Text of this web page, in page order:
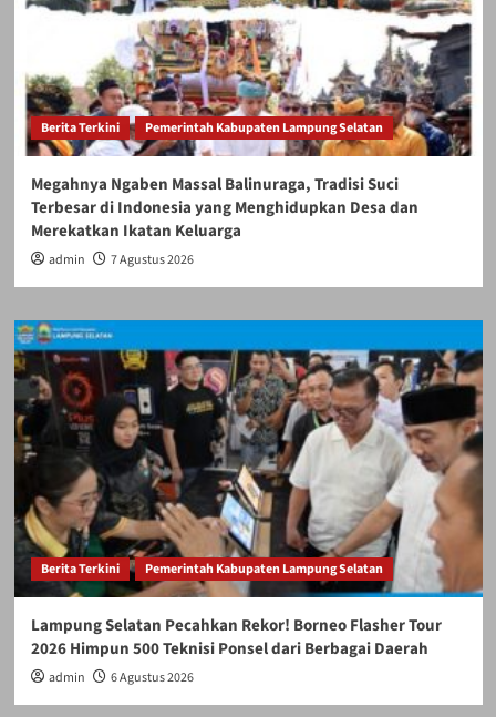
Berita Terkini Pemerintah Kabupaten Lampung Selatan
Megahnya Ngaben Massal Balinuraga, Tradisi Suci
Terbesar di Indonesia yang Menghidupkan Desa dan
Merekatkan Ikatan Keluarga
admin 7 Agustus 2026
Berita Terkini Pemerintah Kabupaten Lampung Selatan
Lampung Selatan Pecahkan Rekor! Borneo Flasher Tour
2026 Himpun 500 Teknisi Ponsel dari Berbagai Daerah
admin 6 Agustus 2026